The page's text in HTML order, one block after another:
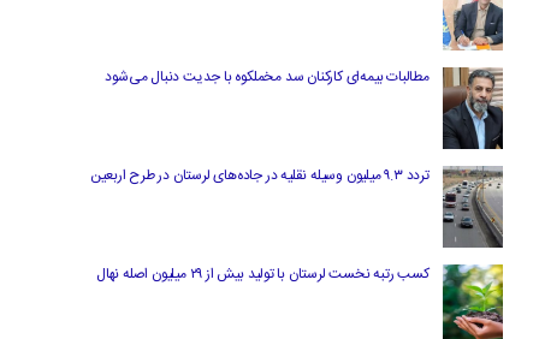
مطالبات بیمه‌ای کارکنان سد مخملکوه با جدیت دنبال می‌شود
تردد ۹.۳ میلیون وسیله نقلیه در جاده‌های لرستان در طرح اربعین
کسب رتبه نخست لرستان با تولید بیش از ۲۹ میلیون اصله نهال